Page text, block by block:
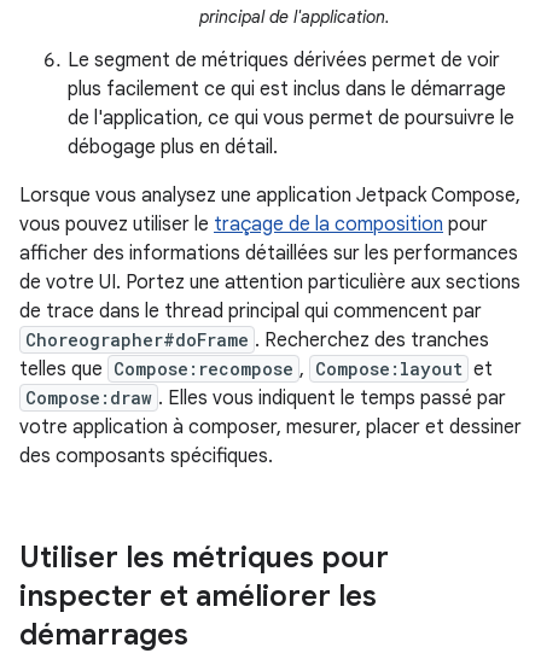
principal de l'application.
Le segment de métriques dérivées permet de voir
plus facilement ce qui est inclus dans le démarrage
de l'application, ce qui vous permet de poursuivre le
débogage plus en détail.
Lorsque vous analysez une application Jetpack Compose,
vous pouvez utiliser le traçage de la composition pour
afficher des informations détaillées sur les performances
de votre UI. Portez une attention particulière aux sections
de trace dans le thread principal qui commencent par
Choreographer#doFrame . Recherchez des tranches
telles que Compose:recompose , Compose:layout et
Compose:draw . Elles vous indiquent le temps passé par
votre application à composer, mesurer, placer et dessiner
des composants spécifiques.
Utiliser les métriques pour
inspecter et améliorer les
démarrages